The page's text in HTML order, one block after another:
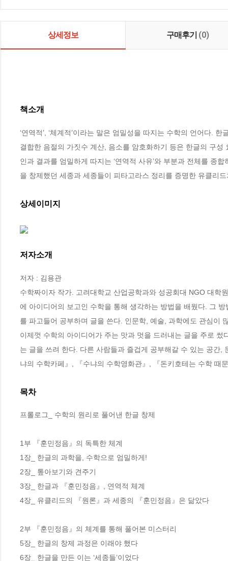
상세정보 구매후기 (0)
책소개
‘연역적’, ‘체계적’이라는 말은 엄밀성을 따지는 수학의 언어다.
결합한 음절의 가짓수 계산, 음소를 암호화하기 등은 한글의 구
인과 결과를 엄밀하게 따지는 ‘연역적 사유’와 부분과 전체를 종
을 창제했던 세종과 세종들이 피타고라스 정리를 증명한 유클리
상세이미지
저자소개
저자 : 김용관
수학짜이자 작가. 고려대학교 산업공학과와 성공회대 NGO 대학
에 아이디어의 보고인 수학을 통해 생각하는 방법을 배웠다. 그
를 파고들어 공부하며 글을 쓴다. 인문학, 예술, 과학에도 관심이
이제껏 수학의 아이디어가 주는 맛과 멋을 드러내는 글을 주로
는 글을 쓰려 한다. 다른 사람들과 즐겁게 공부해갈 수 있는 공간
냐의 수학카페』, 『수냐의 수학영화관』, 『돈키호테는 수학 때
목차
프롤로그_ 수학의 원리로 풀어낸 한글 창제
1부 『훈민정음』의 독특한 체계
1장_ 한글의 과학을, 수학으로 엄밀하게!
2장_ 톺아보기와 견주기
3장_ 한글과 『훈민정음』, 연역적 체계
4장_ 유클리드의 『원론』과 세종의 『훈민정음』은 닮았다
2부 『훈민정음』의 체계를 통해 풀어본 미스터리
5장_ 한글의 창제 과정은 이래야 했다
6장_ 한글을 만든 이는 ‘세종들’이었다